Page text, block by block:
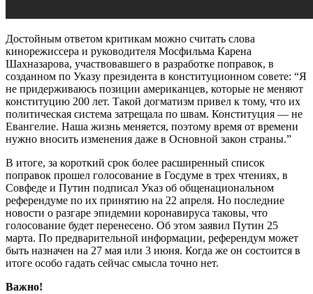
Достойным ответом критикам можно считать слова
кинорежиссера и руководителя Мосфильма Карена
Шахназарова, участвовавшего в разработке поправок, в
созданном по Указу президента в конституционном совете: “Я
не придерживаюсь позиции американцев, которые не меняют
конституцию 200 лет. Такой догматизм привел к тому, что их
политическая система затрещала по швам. Конституция — не
Евангелие. Наша жизнь меняется, поэтому время от времени
нужно вносить изменения даже в Основной закон страны.”
В итоге, за короткий срок более расширенный список
поправок прошел голосование в Госдуме в трех чтениях, в
Совфеде и Путин подписал Указ об общенациональном
референдуме по их принятию на 22 апреля. Но последние
новости о разгаре эпидемии коронавируса таковы, что
голосование будет перенесено. Об этом заявил Путин 25
марта. По предварительной информации, референдум может
быть назначен на 27 мая или 3 июня. Когда же он состоится в
итоге особо гадать сейчас смысла точно нет.
Важно!